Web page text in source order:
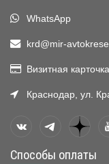
WhatsApp
krd@mir-
Визитная карточка
Краснодар, ул.
Способы оплаты